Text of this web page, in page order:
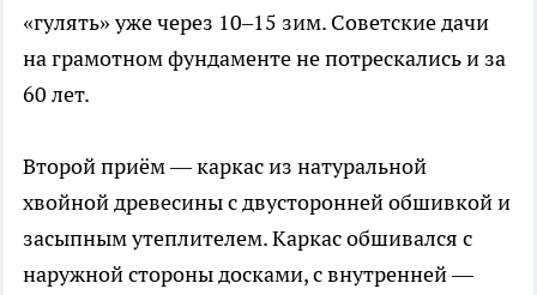
«гулять» уже через 10–15 зим. Советские дачи
на грамотном фундаменте не потрескались и за
60 лет.
Второй приём — каркас из натуральной
хвойной древесины с двусторонней обшивкой и
засыпным утеплителем. Каркас обшивался с
наружной стороны досками, с внутренней —